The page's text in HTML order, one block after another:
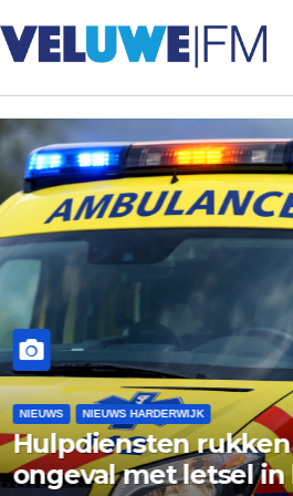
NIEUWS NIEUWS ERMELO
Gemeente
vishandel af: